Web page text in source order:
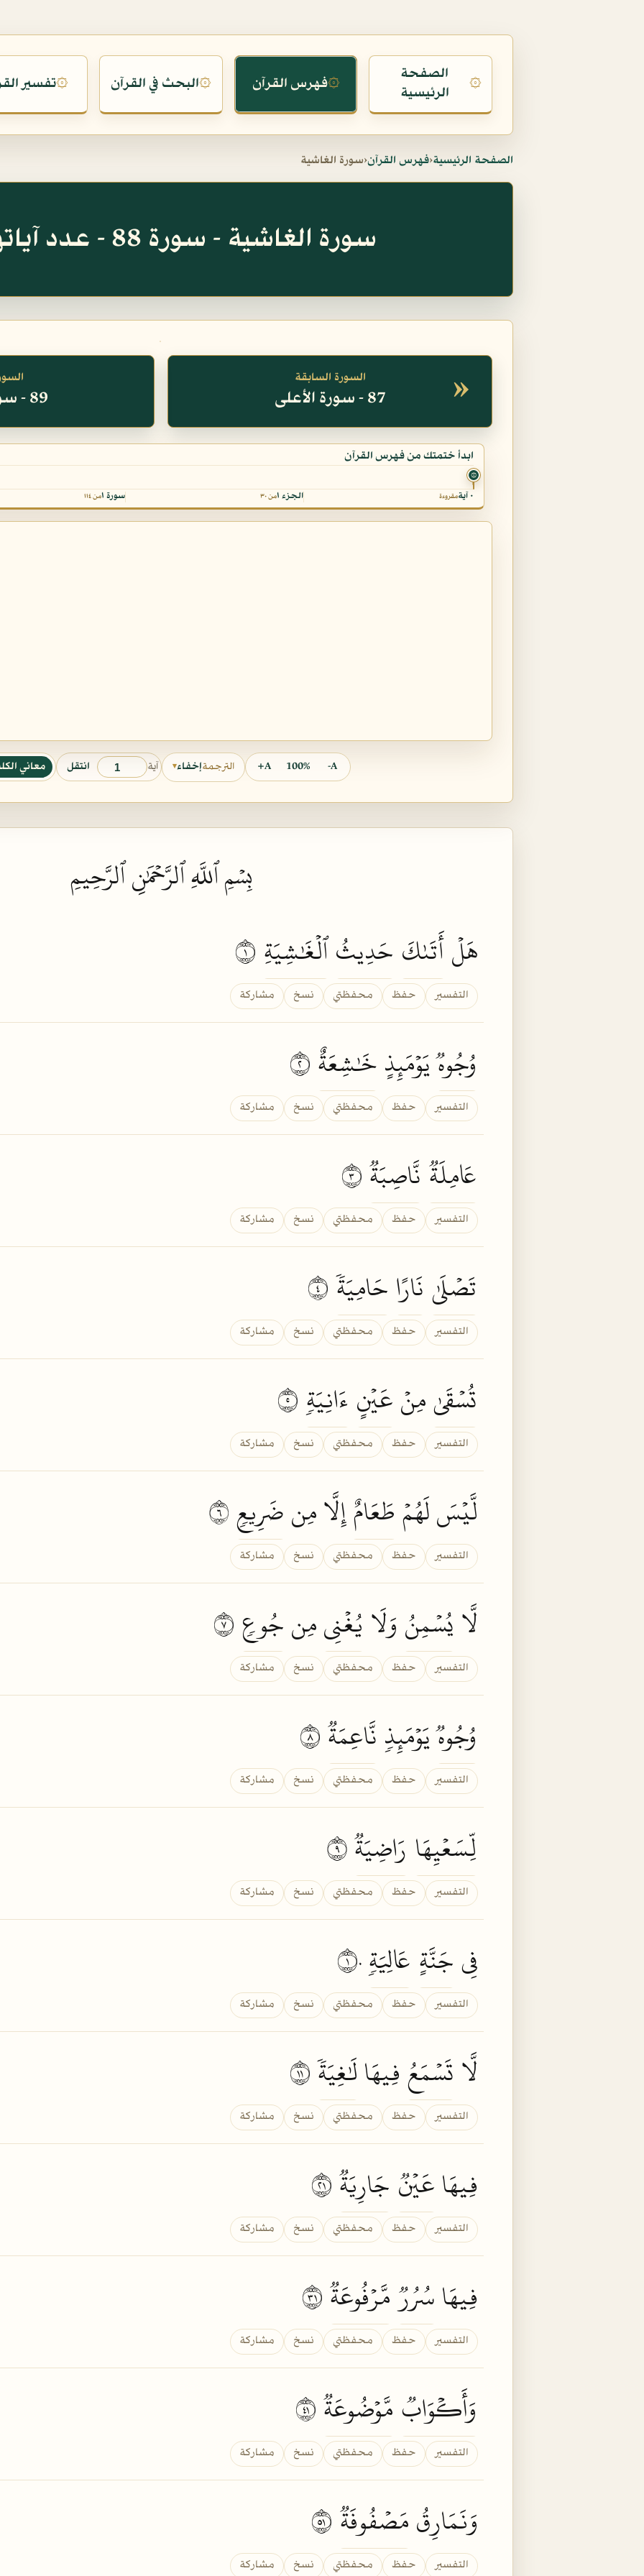
۞
الصفحة
الرئيسية
۞فهرس القرآن ۞البحث في القرآن ۞تفسير
الصفحة الرئيسية‹فهرس القرآن‹سورة الغاشية
سورة الغاشية - سورة 88 - عدد آياتها 26
» السورة السابقة
87 - سورة الأعلى 89 - سورة الفجر
ابدأ ختمتك من فهرس القرآن
۞
٠ آية مقروءة الجزء ١ من ٣٠ سورة ١ من ١١٤
A-
100%
A+ الترجمةإخفاء▾ آية انتقل معاني
بِسۡمِ ٱللَّهِ ٱلرَّحۡمَٰنِ ٱلرَّحِيمِ
هَلۡأَتَىٰكَ حَدِيثُٱلۡغَٰشِيَةِ
التفسير حفظ محفظتي نسخ مشاركة
وُجُوهٞيَوۡمَئِذٍخَٰشِعَةٌ
التفسير حفظ محفظتي نسخ مشاركة
عَامِلَةٞنَّاصِبَةٞ
التفسير حفظ محفظتي نسخ مشاركة
تَصۡلَىٰنَارًاحَامِيَةٗ
التفسير حفظ محفظتي نسخ مشاركة
تُسۡقَىٰمِنۡعَيۡنٍءَانِيَةٖ
التفسير حفظ محفظتي نسخ مشاركة
لَّيۡسَ لَهُمۡطَعَامٌإِلَّا مِنضَرِيعٖ
التفسير حفظ محفظتي نسخ مشاركة
لَّايُسۡمِنُوَلَا يُغۡنِيمِنجُوعٖ
التفسير حفظ محفظتي نسخ مشاركة
وُجُوهٞيَوۡمَئِذٖنَّاعِمَةٞ
التفسير حفظ محفظتي نسخ مشاركة
لِّسَعۡيِهَا رَاضِيَةٞ
التفسير حفظ محفظتي نسخ مشاركة
فِيجَنَّةٍ عَالِيَةٖ
التفسير حفظ محفظتي نسخ مشاركة
لَّاتَسۡمَعُفِيهَالَٰغِيَةٗ
التفسير حفظ محفظتي نسخ مشاركة
فِيهَاعَيۡنٞ جَارِيَةٞ
التفسير حفظ محفظتي نسخ مشاركة
فِيهَاسُرُرٞمَّرۡفُوعَةٞ
التفسير حفظ محفظتي نسخ مشاركة
وَأَكۡوَابٞمَّوۡضُوعَةٞ
التفسير حفظ محفظتي نسخ مشاركة
وَنَمَارِقُمَصۡفُوفَةٞ
التفسير حفظ محفظتي نسخ مشاركة